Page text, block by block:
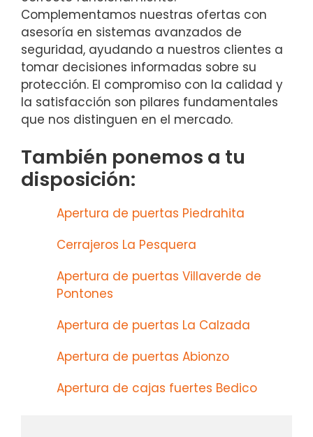
Complementamos nuestras ofertas con
asesoría en sistemas avanzados de
seguridad, ayudando a nuestros clientes a
tomar decisiones informadas sobre su
protección. El compromiso con la calidad y
la satisfacción son pilares fundamentales
que nos distinguen en el mercado.
También ponemos a tu
disposición:
Apertura de puertas Piedrahita
Cerrajeros La Pesquera
Apertura de puertas Villaverde de
Pontones
Apertura de puertas La Calzada
Apertura de puertas Abionzo
Apertura de cajas fuertes Bedico